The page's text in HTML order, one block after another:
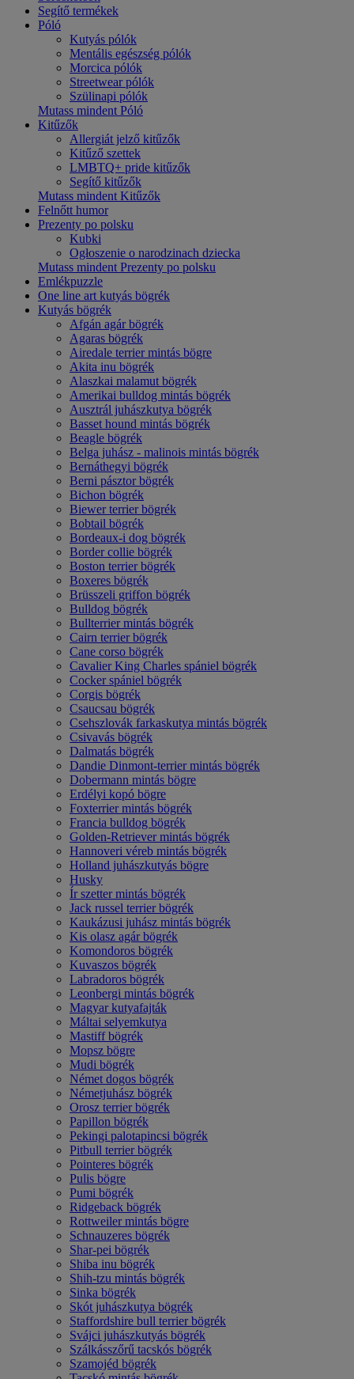
Segítő termékek
Póló
Kutyás pólók
Mentális egészség pólók
Morcica pólók
Streetwear pólók
Szülinapi pólók
Mutass mindent Póló
Kitűzők
Allergiát jelző kitűzők
Kitűző szettek
LMBTQ+ pride kitűzők
Segítő kitűzők
Mutass mindent Kitűzők
Felnőtt humor
Prezenty po polsku
Kubki
Ogłoszenie o narodzinach dziecka
Mutass mindent Prezenty po polsku
Emlékpuzzle
One line art kutyás bögrék
Kutyás bögrék
Afgán agár bögrék
Agaras bögrék
Airedale terrier mintás bögre
Akita inu bögrék
Alaszkai malamut bögrék
Amerikai bulldog mintás bögrék
Ausztrál juhászkutya bögrék
Basset hound mintás bögrék
Beagle bögrék
Belga juhász - malinois mintás bögrék
Bernáthegyi bögrék
Berni pásztor bögrék
Bichon bögrék
Biewer terrier bögrék
Bobtail bögrék
Bordeaux-i dog bögrék
Border collie bögrék
Boston terrier bögrék
Boxeres bögrék
Brüsszeli griffon bögrék
Bulldog bögrék
Bullterrier mintás bögrék
Cairn terrier bögrék
Cane corso bögrék
Cavalier King Charles spániel bögrék
Cocker spániel bögrék
Corgis bögrék
Csaucsau bögrék
Csehszlovák farkaskutya mintás bögrék
Csivavás bögrék
Dalmatás bögrék
Dandie Dinmont-terrier mintás bögrék
Dobermann mintás bögre
Erdélyi kopó bögre
Foxterrier mintás bögrék
Francia bulldog bögrék
Golden-Retriever mintás bögrék
Hannoveri véreb mintás bögrék
Holland juhászkutyás bögre
Husky
Ír szetter mintás bögrék
Jack russel terrier bögrék
Kaukázusi juhász mintás bögrék
Kis olasz agár bögrék
Komondoros bögrék
Kuvaszos bögrék
Labradoros bögrék
Leonbergi mintás bögrék
Magyar kutyafajták
Máltai selyemkutya
Mastiff bögrék
Mopsz bögre
Mudi bögrék
Német dogos bögrék
Németjuhász bögrék
Orosz terrier bögrék
Papillon bögrék
Pekingi palotapincsi bögrék
Pitbull terrier bögrék
Pointeres bögrék
Pulis bögre
Pumi bögrék
Ridgeback bögrék
Rottweiler mintás bögre
Schnauzeres bögrék
Shar-pei bögrék
Shiba inu bögrék
Shih-tzu mintás bögrék
Sinka bögrék
Skót juhászkutya bögrék
Staffordshire bull terrier bögrék
Svájci juhászkutyás bögrék
Szálkásszőrű tacskós bögrék
Szamojéd bögrék